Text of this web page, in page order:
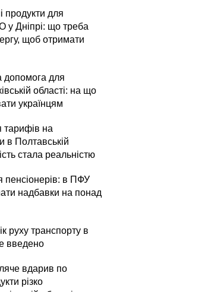
продукти для
у Дніпрі: що треба
щоб отримати
допомога для
області: на що
українцям
тарифів на
в Полтавській
стала реальністю
пенсіонерів: в ПФУ
надбавки на понад
руху транспорту в
введено
вдарив по
різко